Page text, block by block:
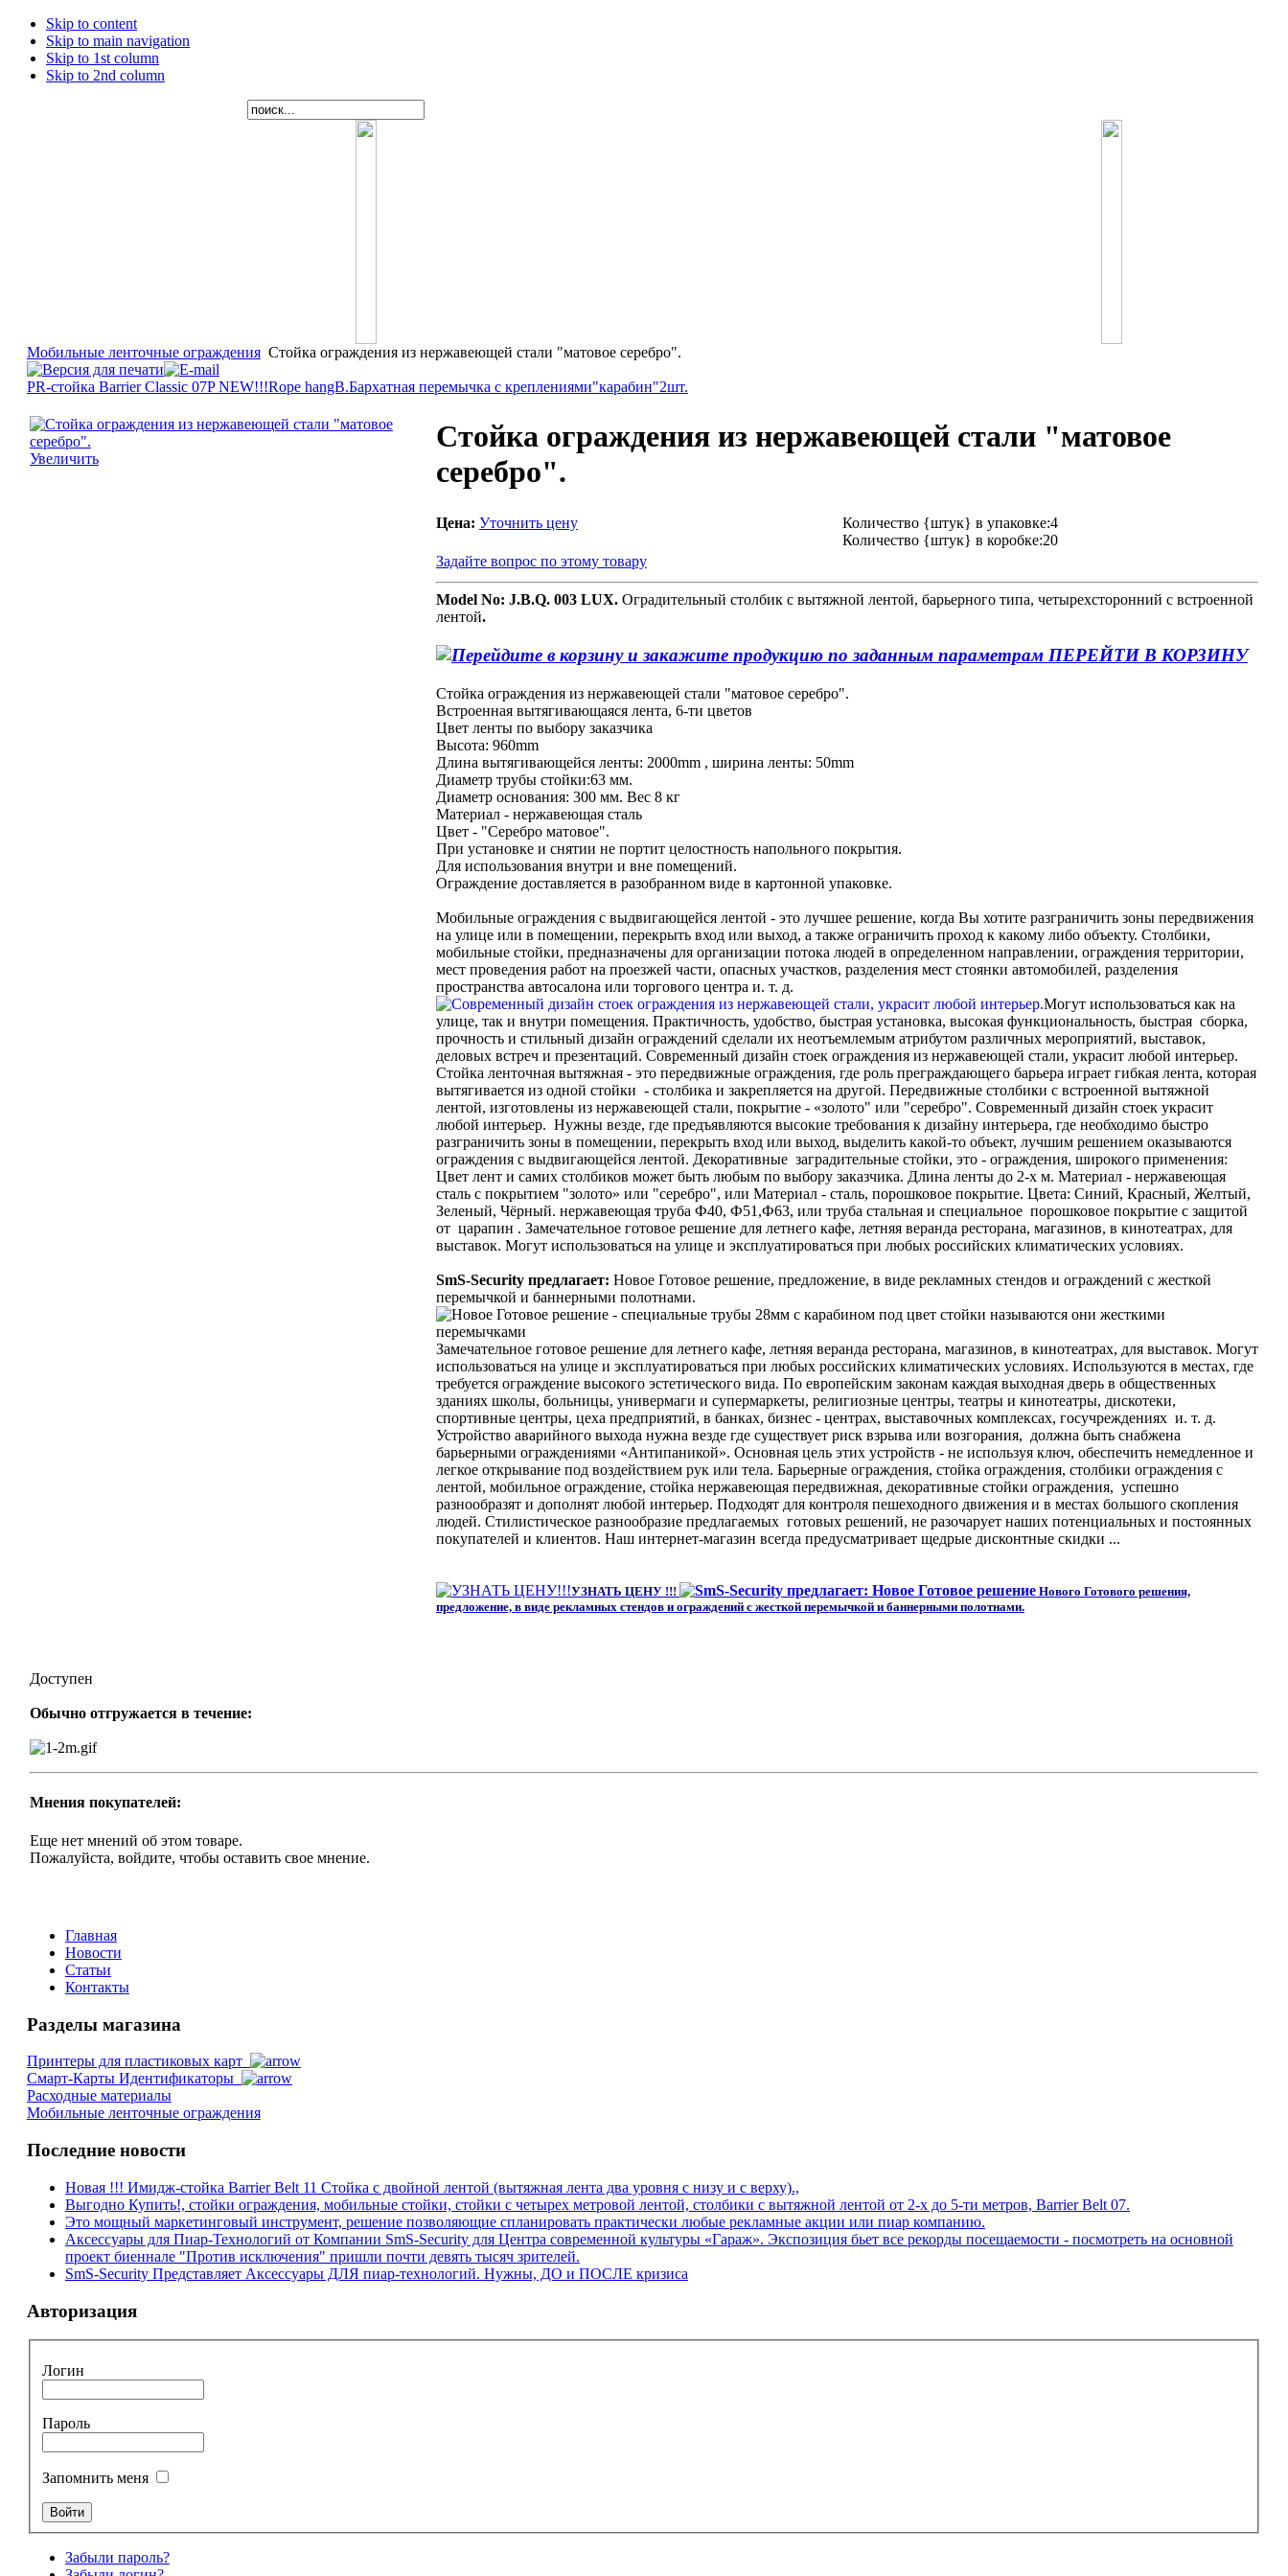
Skip to content
Skip to main navigation
Skip to 1st column
Skip to 2nd column
Мобильные ленточные ограждения Стойка ограждения из нержавеющей стали "матовое серебро".
PR-стойка Barrier Classic 07P NEW!!!Rope hangB.Бархатная перемычка с креплениями"карабин"2шт.
Увеличить
Стойка ограждения из нержавеющей стали "матовое
серебро".
Цена: Уточнить цену
Количество {штук} в упаковке:4
Количество {штук} в коробке:20
Задайте вопрос по этому товару
Model No: J.B.Q. 003 LUX.Оградительный столбик с вытяжной лентой, барьерного типа, четырехсторонний с встроенной
лентой.
ПЕРЕЙТИ В КОРЗИНУ
Стойка ограждения из нержавеющей стали "матовое серебро".
Встроенная вытягивающаяся лента, 6-ти цветов
Цвет ленты по выбору заказчика
Высота: 960mm
Длина вытягивающейся ленты: 2000mm , ширина ленты: 50mm
Диаметр трубы стойки:63 мм.
Диаметр основания: 300 мм. Вес 8 кг
Материал - нержавеющая сталь
Цвет - "Серебро матовое".
При установке и снятии не портит целостность напольного покрытия.
Для использования внутри и вне помещений.
Ограждение доставляется в разобранном виде в картонной упаковке.
Мобильные ограждения с выдвигающейся лентой - это лучшее решение, когда Вы хотите разграничить зоны передвижения
на улице или в помещении, перекрыть вход или выход, а также ограничить проход к какому либо объекту. Столбики,
мобильные стойки, предназначены для организации потока людей в определенном направлении, ограждения территории,
мест проведения работ на проезжей части, опасных участков, разделения мест стоянки автомобилей, разделения
пространства автосалона или торгового центра и. т. д.
Могут использоваться как на
улице, так и внутри помещения. Практичность, удобство, быстрая установка, высокая функциональность, быстрая сборка,
прочность и стильный дизайн ограждений сделали их неотъемлемым атрибутом различных мероприятий, выставок,
деловых встреч и презентаций. Современный дизайн стоек ограждения из нержавеющей стали, украсит любой интерьер.
Стойка ленточная вытяжная - это передвижные ограждения, где роль преграждающего барьера играет гибкая лента, которая
вытягивается из одной стойки - столбика и закрепляется на другой. Передвижные столбики с встроенной вытяжной
лентой, изготовлены из нержавеющей стали, покрытие - «золото" или "серебро". Современный дизайн стоек украсит
любой интерьер. Нужны везде, где предъявляются высокие требования к дизайну интерьера, где необходимо быстро
разграничить зоны в помещении, перекрыть вход или выход, выделить какой-то объект, лучшим решением оказываются
ограждения с выдвигающейся лентой. Декоративные заградительные стойки, это - ограждения, широкого применения:
Цвет лент и самих столбиков может быть любым по выбору заказчика. Длина ленты до 2-х м. Материал - нержавеющая
сталь с покрытием "золото» или "серебро", или Материал - сталь, порошковое покрытие. Цвета: Синий, Красный, Желтый,
Зеленый, Чёрный. нержавеющая труба Ф40, Ф51,Ф63, или труба стальная и специальное порошковое покрытие с защитой
от царапин . Замечательное готовое решение для летнего кафе, летняя веранда ресторана, магазинов, в кинотеатрах, для
выставок. Могут использоваться на улице и эксплуатироваться при любых российских климатических условиях.
SmS-Security предлагает: Новое Готовое решение, предложение, в виде рекламных стендов и ограждений с жесткой
перемычкой и баннерными полотнами.
Замечательное готовое решение для летнего кафе, летняя веранда ресторана, магазинов, в кинотеатрах, для выставок. Могут
использоваться на улице и эксплуатироваться при любых российских климатических условиях. Используются в местах, где
требуется ограждение высокого эстетического вида. По европейским законам каждая выходная дверь в общественных
зданиях школы, больницы, универмаги и супермаркеты, религиозные центры, театры и кинотеатры, дискотеки,
спортивные центры, цеха предприятий, в банках, бизнес - центрах, выставочных комплексах, госучреждениях и. т. д.
Устройство аварийного выхода нужна везде где существует риск взрыва или возгорания, должна быть снабжена
барьерными ограждениями «Антипаникой». Основная цель этих устройств - не используя ключ, обеспечить немедленное и
легкое открывание под воздействием рук или тела. Барьерные ограждения, стойка ограждения, столбики ограждения с
лентой, мобильное ограждение, стойка нержавеющая передвижная, декоративные стойки ограждения, успешно
разнообразят и дополнят любой интерьер. Подходят для контроля пешеходного движения и в местах большого скопления
людей. Стилистическое разнообразие предлагаемых готовых решений, не разочарует наших потенциальных и постоянных
покупателей и клиентов. Наш интернет-магазин всегда предусматривает щедрые дисконтные скидки ...
УЗНАТЬ ЦЕНУ !!!
Нового Готового решения,
предложение, в виде рекламных стендов и ограждений с жесткой перемычкой и баннерными полотнами.
Доступен
Обычно отгружается в течение:
Мнения покупателей:
Еще нет мнений об этом товаре.
Пожалуйста, войдите, чтобы оставить свое мнение.
Главная
Новости
Статьи
Контакты
Разделы магазина
Принтеры для пластиковых карт
Смарт-Карты Идентификаторы
Расходные материалы
Мобильные ленточные ограждения
Последние новости
Новая !!! Имидж-стойка Barrier Belt 11 Стойка с двойной лентой (вытяжная лента два уровня с низу и с верху).,
Выгодно Купить!, стойки ограждения, мобильные стойки, стойки с четырех метровой лентой, столбики с вытяжной лентой от 2-х до 5-ти метров, Barrier Belt 07.
Это мощный маркетинговый инструмент, решение позволяющие спланировать практически любые рекламные акции или пиар компанию.
Аксессуары для Пиар-Технологий от Компании SmS-Security для Центра современной культуры «Гараж». Экспозиция бьет все рекорды посещаемости - посмотреть на основной
проект биеннале "Против исключения" пришли почти девять тысяч зрителей.
SmS-Security Представляет Аксессуары ДЛЯ пиар-технологий. Нужны, ДО и ПОСЛЕ кризиса
Авторизация
Логин
Пароль
Запомнить меня
Забыли пароль?